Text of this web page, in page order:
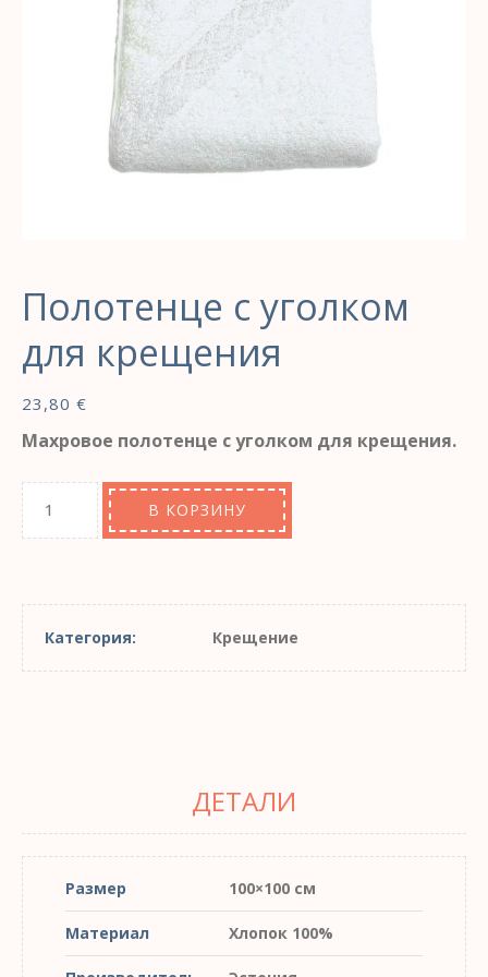
Полотенце с уголком
для крещения
23,80 €
Махровое полотенце с уголком для крещения.
В КОРЗИНУ
Категория: Крещение
ДЕТАЛИ
Размер 100×100 cм
Материал Хлопок 100%